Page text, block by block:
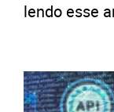
lendo esse